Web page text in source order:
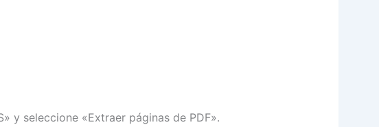
y seleccione «Extraer páginas de PDF».